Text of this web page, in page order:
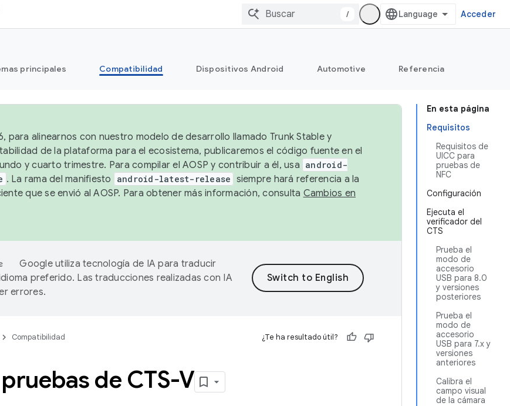
/ Acceder
principales Compatibilidad Dispositivos Android Automotive Referencia
En esta página
Requisitos
Requisitos de
UICC para
pruebas de
NFC
Configuración
Ejecuta el
verificador del
CTS
Prueba el
modo de
accesorio
USB para 8.0
y versiones
posteriores
Prueba el
modo de
accesorio
USB para 7.x y
versiones
anteriores
Calibra el
campo visual
de la cámara
para alinearnos con nuestro modelo de desarrollo llamado Trunk Stable y
de la plataforma para el ecosistema, publicaremos el código fuente en el
y cuarto trimestre. Para compilar el AOSP y contribuir a él, usa android-
. La rama del manifiesto android-latest-release siempre hará referencia a la
que se envió al AOSP. Para obtener más información, consulta Cambios en
Google utiliza tecnología de IA para traducir
preferido. Las traducciones realizadas con IA
errores.
Compatibilidad ¿Te ha resultado útil?
de CTS-V